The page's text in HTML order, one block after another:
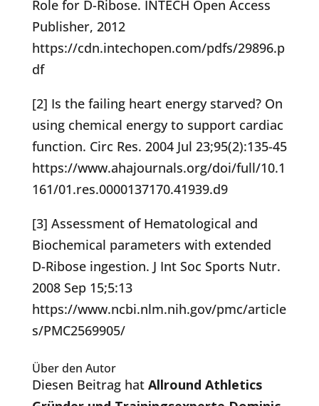
Role for D-Ribose. INTECH Open Access
Publisher, 2012
https://cdn.intechopen.com/pdfs/29896.p
df
[2] Is the failing heart energy starved? On
using chemical energy to support cardiac
function. Circ Res. 2004 Jul 23;95(2):135-45
https://www.ahajournals.org/doi/full/10.1
161/01.res.0000137170.41939.d9
[3] Assessment of Hematological and
Biochemical parameters with extended
D-Ribose ingestion. J Int Soc Sports Nutr.
2008 Sep 15;5:13
https://www.ncbi.nlm.nih.gov/pmc/article
s/PMC2569905/
Über den Autor
Diesen Beitrag hat Allround Athletics